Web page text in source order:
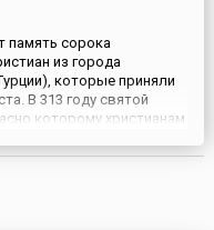
память сорока
из города
которые приняли
В 313 году святой
которому христианам
Ликиний был